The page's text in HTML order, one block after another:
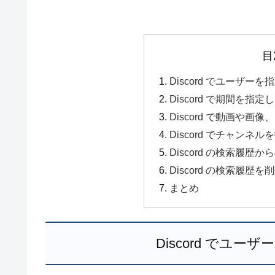
Discord でユーザーを
Discord で期間を指定
Discord で動画や画像
Discord でチャンネル
Discord の検索履歴か
Discord の検索履歴を
まとめ
Discord でユーザ